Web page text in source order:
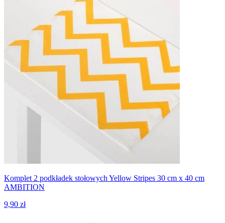
Komplet 2 podkładek stołowych Yellow Stripes 30 cm x 40 cm
AMBITION
9,90 zł